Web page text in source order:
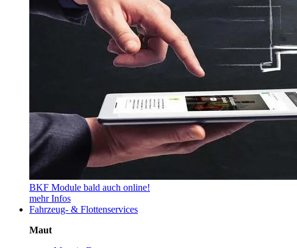
BKF Module bald auch online!
mehr Infos
Fahrzeug- & Flottenservices
Maut